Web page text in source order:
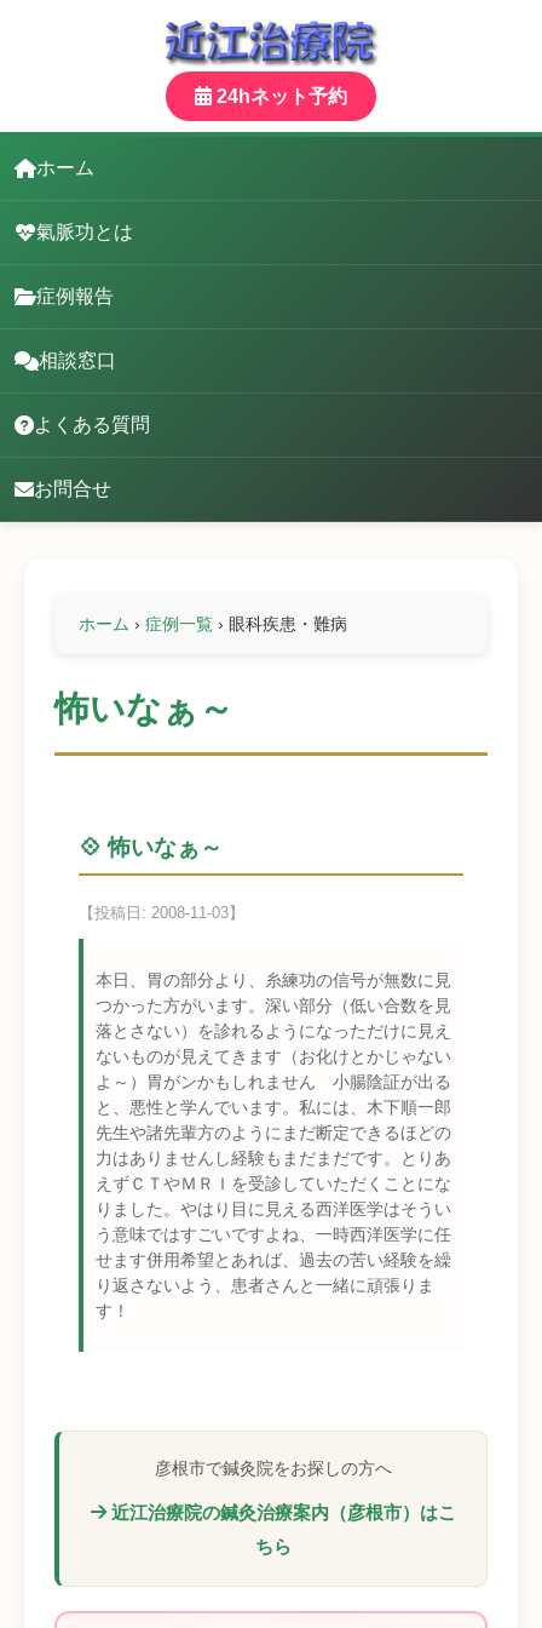
24hネット予約
ホーム
氣脈功とは
症例報告
相談窓口
よくある質問
お問合せ
ホーム › 症例一覧 › 眼科疾患・難病
怖いなぁ～
💠 怖いなぁ～
【投稿日: 2008-11-03】
本日、胃の部分より、糸練功の信号が無数に見
つかった方がいます。深い部分（低い合数を見
落とさない）を診れるようになっただけに見え
ないものが見えてきます（お化けとかじゃない
よ～）胃がンかもしれません 小腸陰証が出る
と、悪性と学んでいます。私には、木下順一郎
先生や諸先輩方のようにまだ断定できるほどの
力はありませんし経験もまだまだです。とりあ
えずＣＴやＭＲＩを受診していただくことにな
りました。やはり目に見える西洋医学はそうい
う意味ではすごいですよね、一時西洋医学に任
せます併用希望とあれば、過去の苦い経験を繰
り返さないよう、患者さんと一緒に頑張りま
す！
彦根市で鍼灸院をお探しの方へ
近江治療院の鍼灸治療案内（彦根市）はこ
ちら